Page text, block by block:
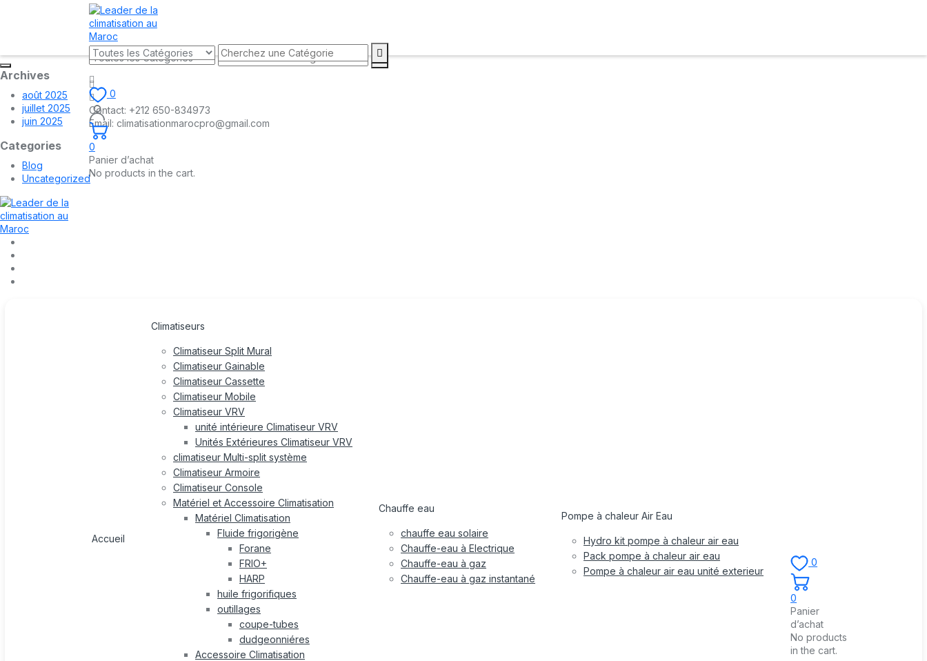
Archives
août 2025
juillet 2025
juin 2025
Categories
Blog
Uncategorized
Contact: +212 650-834973
Email: climatisationmarocpro@gmail.com
Accueil
Climatiseurs
Climatiseur Split Mural
Climatiseur Gainable
Climatiseur Cassette
Climatiseur Mobile
Climatiseur VRV
unité intérieure Climatiseur VRV
Unités Extérieures Climatiseur VRV
climatiseur Multi-split système
Climatiseur Armoire
Climatiseur Console
Matériel et Accessoire Climatisation
Matériel Climatisation
Fluide frigorigène
Forane
FRIO+
HARP
huile frigorifiques
outillages
coupe-tubes
dudgeonniéres
Accessoire Climatisation
Chauffe eau
chauffe eau solaire
Chauffe-eau à Electrique
Chauffe-eau à gaz
Chauffe-eau à gaz instantané
Pompe à chaleur Air Eau
Hydro kit pompe à chaleur air eau
Pack pompe à chaleur air eau
Pompe à chaleur air eau unité exterieur
0
0
Panier
d’achat
No products
in the cart.
0
0
Panier d’achat
No products in the cart.